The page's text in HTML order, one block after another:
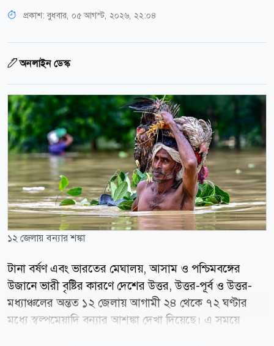
প্রকাশ:বুধবার, ০৫ আগস্ট, ২০২৬, ২২:০৪
অনলাইন ডেস্ক
১২ জেলায় বন্যার শঙ্কা
টানা বর্ষণ এবং ভারতের মেঘালয়, আসাম ও পশ্চিমবঙ্গের
উজানে ভারী বৃষ্টির কারণে দেশের উত্তর, উত্তর-পূর্ব ও উত্তর-
মধ্যাঞ্চলের অন্তত ১২ জেলায় আগামী ২৪ থেকে ৭২ ঘণ্টার
মধ্যে স্বল্পমেয়াদি বন্যার আশঙ্কা দেখা দিয়েছে। এ সময়ে